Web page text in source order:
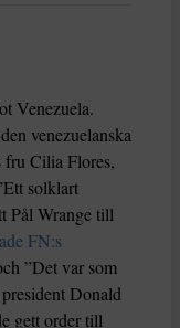
Venezuela.
venezuelanska
fru Cilia Flores,
solklart
Pål Wrange till
FN:s
”Det var som
Donald
gett order till